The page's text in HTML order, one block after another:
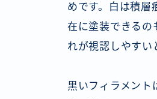
めです。白は積層
在に塗装できるの
れが視認しやすい
黒いフィラメント